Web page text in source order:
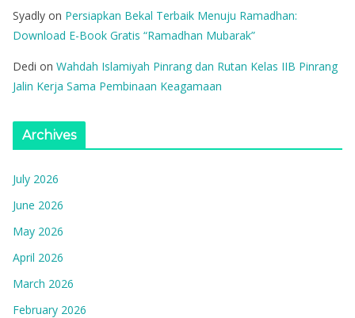
Syadly on Persiapkan Bekal Terbaik Menuju Ramadhan:
Download E-Book Gratis “Ramadhan Mubarak”
Dedi on Wahdah Islamiyah Pinrang dan Rutan Kelas IIB Pinrang
Jalin Kerja Sama Pembinaan Keagamaan
Archives
July 2026
June 2026
May 2026
April 2026
March 2026
February 2026